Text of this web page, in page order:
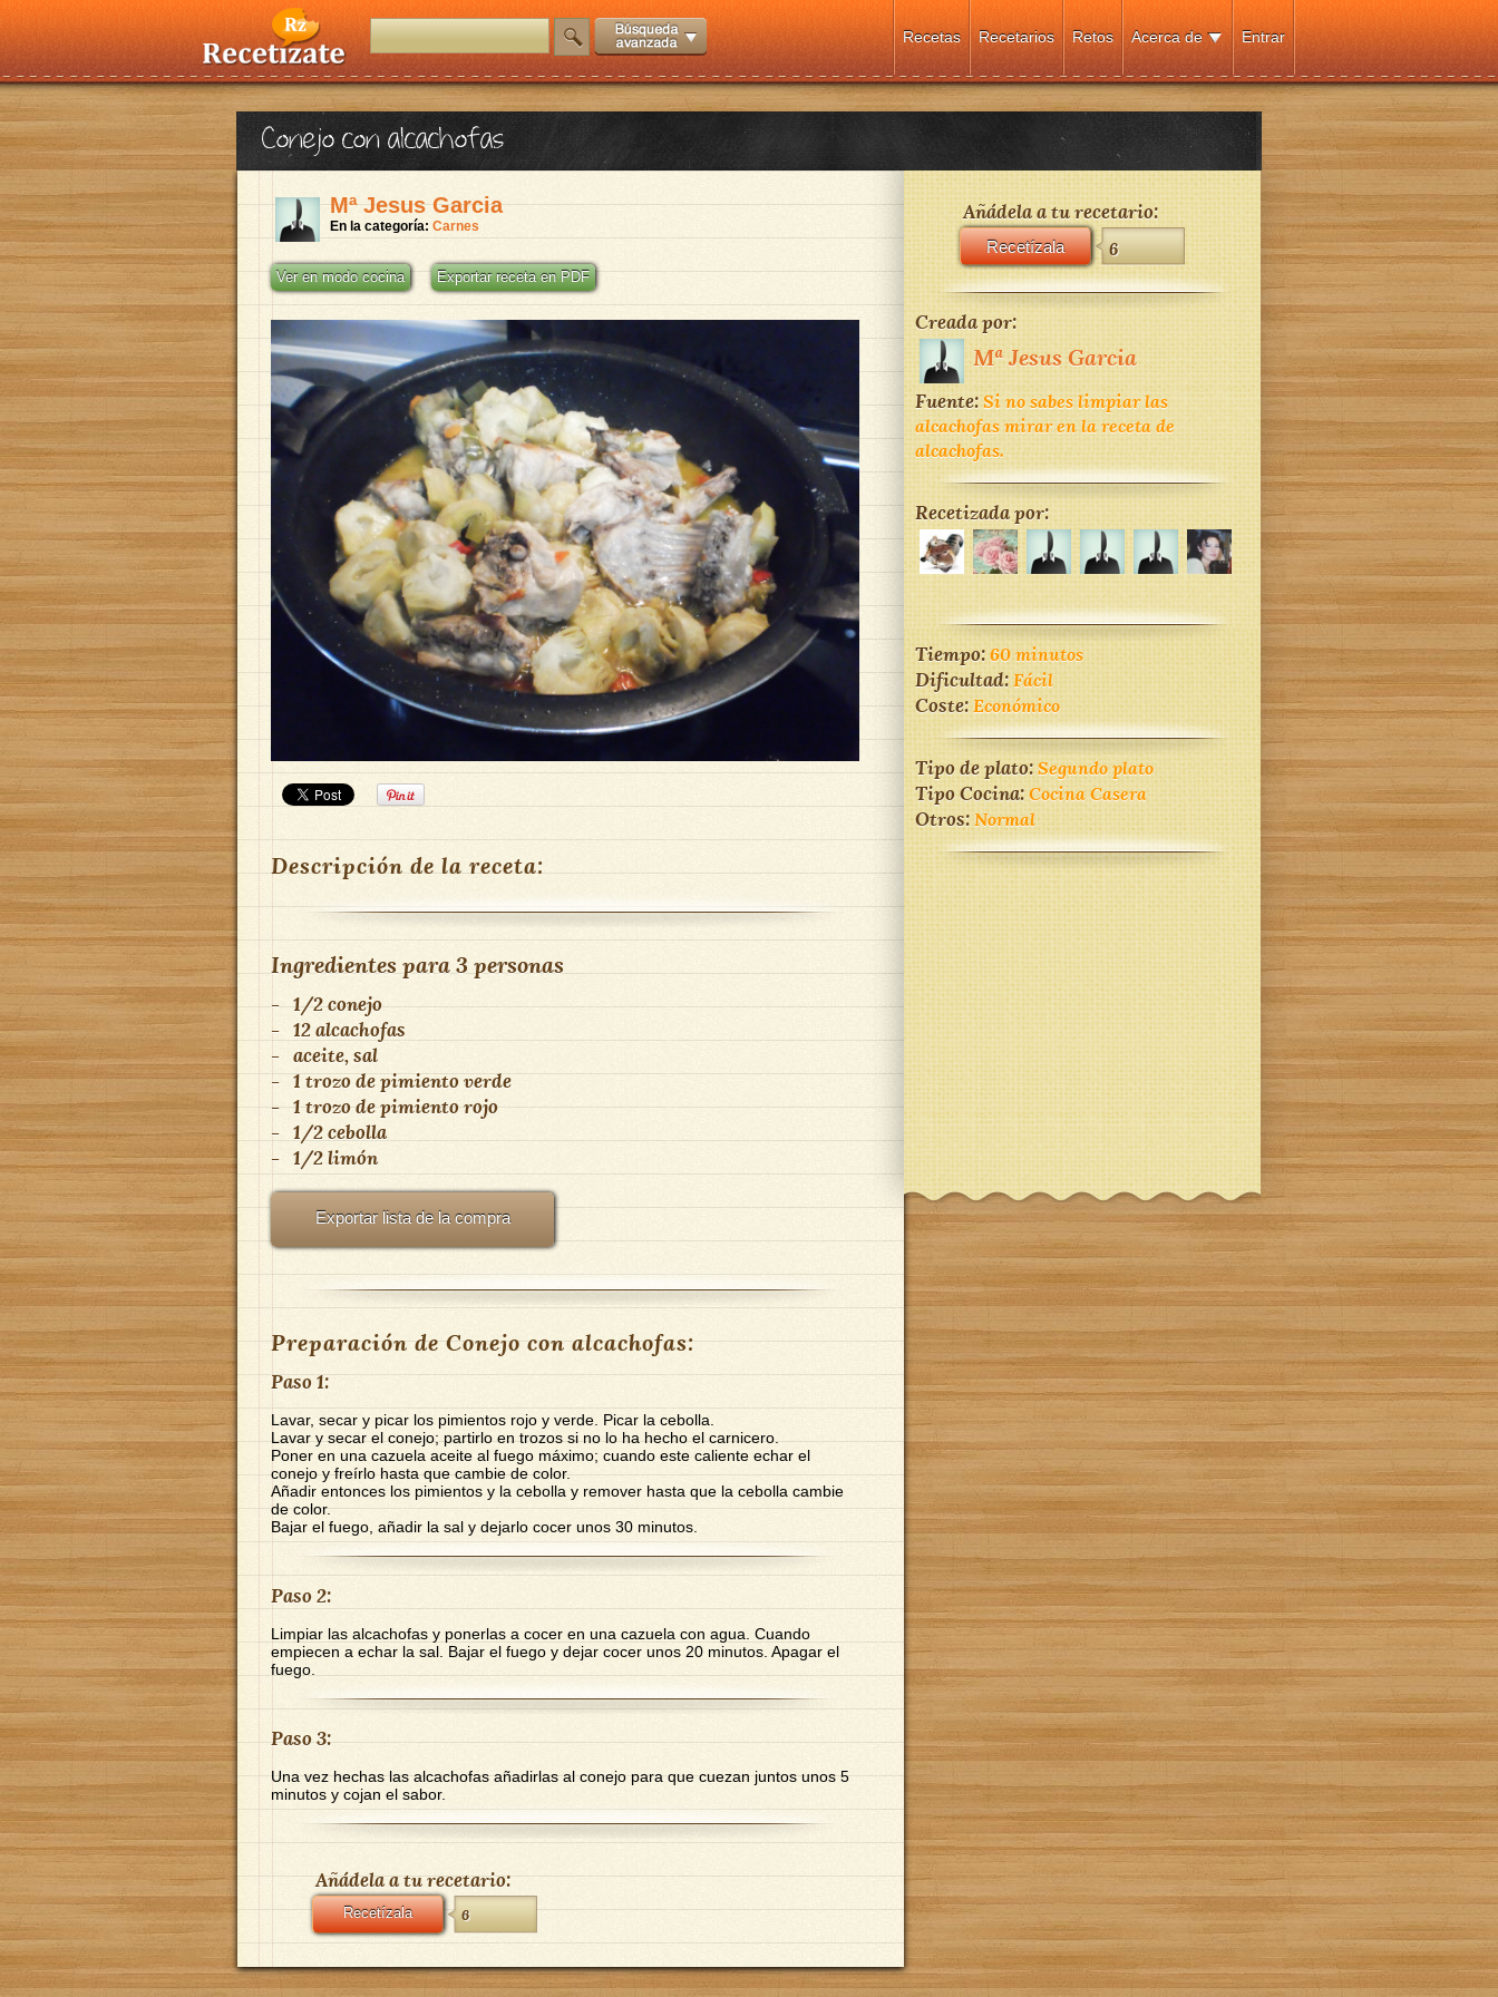
Entrar
Acerca de
Retos
Recetarios
Recetas
Conejo con alcachofas
Mª Jesus Garcia
En la categoría: Carnes
Ver en modo cocina Exportar receta en PDF
Descripción de la receta:
Ingredientes para3 personas
- 1/2 conejo
- 12 alcachofas
- aceite, sal
- 1 trozo de pimiento verde
- 1 trozo de pimiento rojo
- 1/2 cebolla
- 1/2 limón
Exportar lista de la compra
Preparación de Conejo con alcachofas:
Paso 1:
Lavar, secar y picar los pimientos rojo y verde. Picar la cebolla.
Lavar y secar el conejo; partirlo en trozos si no lo ha hecho el carnicero.
Poner en una cazuela aceite al fuego máximo; cuando este caliente echar el
conejo y freírlo hasta que cambie de color.
Añadir entonces los pimientos y la cebolla y remover hasta que la cebolla cambie
de color.
Bajar el fuego, añadir la sal y dejarlo cocer unos 30 minutos.
Paso 2:
Limpiar las alcachofas y ponerlas a cocer en una cazuela con agua. Cuando
empiecen a echar la sal. Bajar el fuego y dejar cocer unos 20 minutos. Apagar el
fuego.
Paso 3:
Una vez hechas las alcachofas añadirlas al conejo para que cuezan juntos unos 5
minutos y cojan el sabor.
Añádela a tu recetario:
Recetízala 6
Añádela a tu recetario:
Recetízala 6
Creada por:
Mª Jesus Garcia
Fuente:Si no sabes limpiar las
alcachofas mirar en la receta de
alcachofas.
Recetizada por:
Tiempo:60 minutos
Dificultad:Fácil
Coste:Económico
Tipo de plato:Segundo plato
Tipo Cocina:Cocina Casera
Otros:Normal